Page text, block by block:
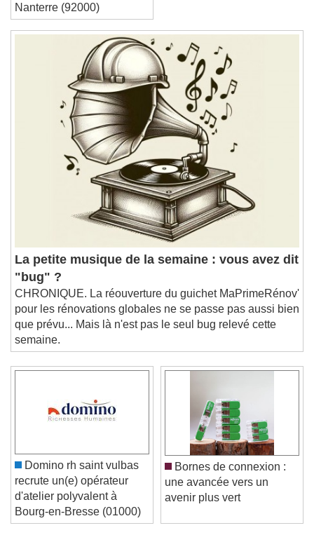
Nanterre (92000)
La petite musique de la semaine : vous avez dit
"bug" ?
CHRONIQUE. La réouverture du guichet MaPrimeRénov'
pour les rénovations globales ne se passe pas aussi bien
que prévu... Mais là n'est pas le seul bug relevé cette
semaine.
Domino rh saint vulbas
recrute un(e) opérateur
d'atelier polyvalent à
Bourg-en-Bresse (01000)
Bornes de connexion :
une avancée vers un
avenir plus vert